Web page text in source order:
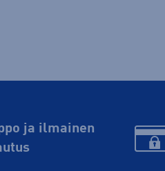
ja ilmainen